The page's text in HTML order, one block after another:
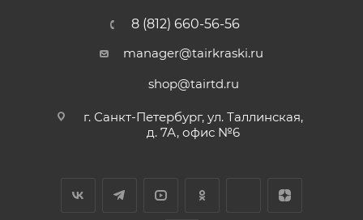
8 (812) 660-56-56
manager@tairkraski.ru
shop@tairtd.ru
г. Санкт-Петербург, ул. Таллинская,
д. 7А, офис №6